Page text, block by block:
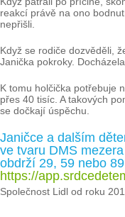
reakcí právě na ono
nepřišli.
Když se rodiče dozvěděli,
Janička pokroky.
K tomu holčička potřebuje
přes 40 tisíc. A takových
se dočkají úspěchu.
Janičce a dalším
ve tvaru DMS
obdrží 29, 59 nebo
https://
Společnost Lidl od roku